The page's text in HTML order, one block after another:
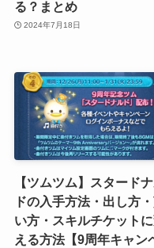
る？まとめ
2024年7月18日
【ツムツム】スタード
ドの入手方法・出し方
い方・スキルチケット
える方法【9周年キャン